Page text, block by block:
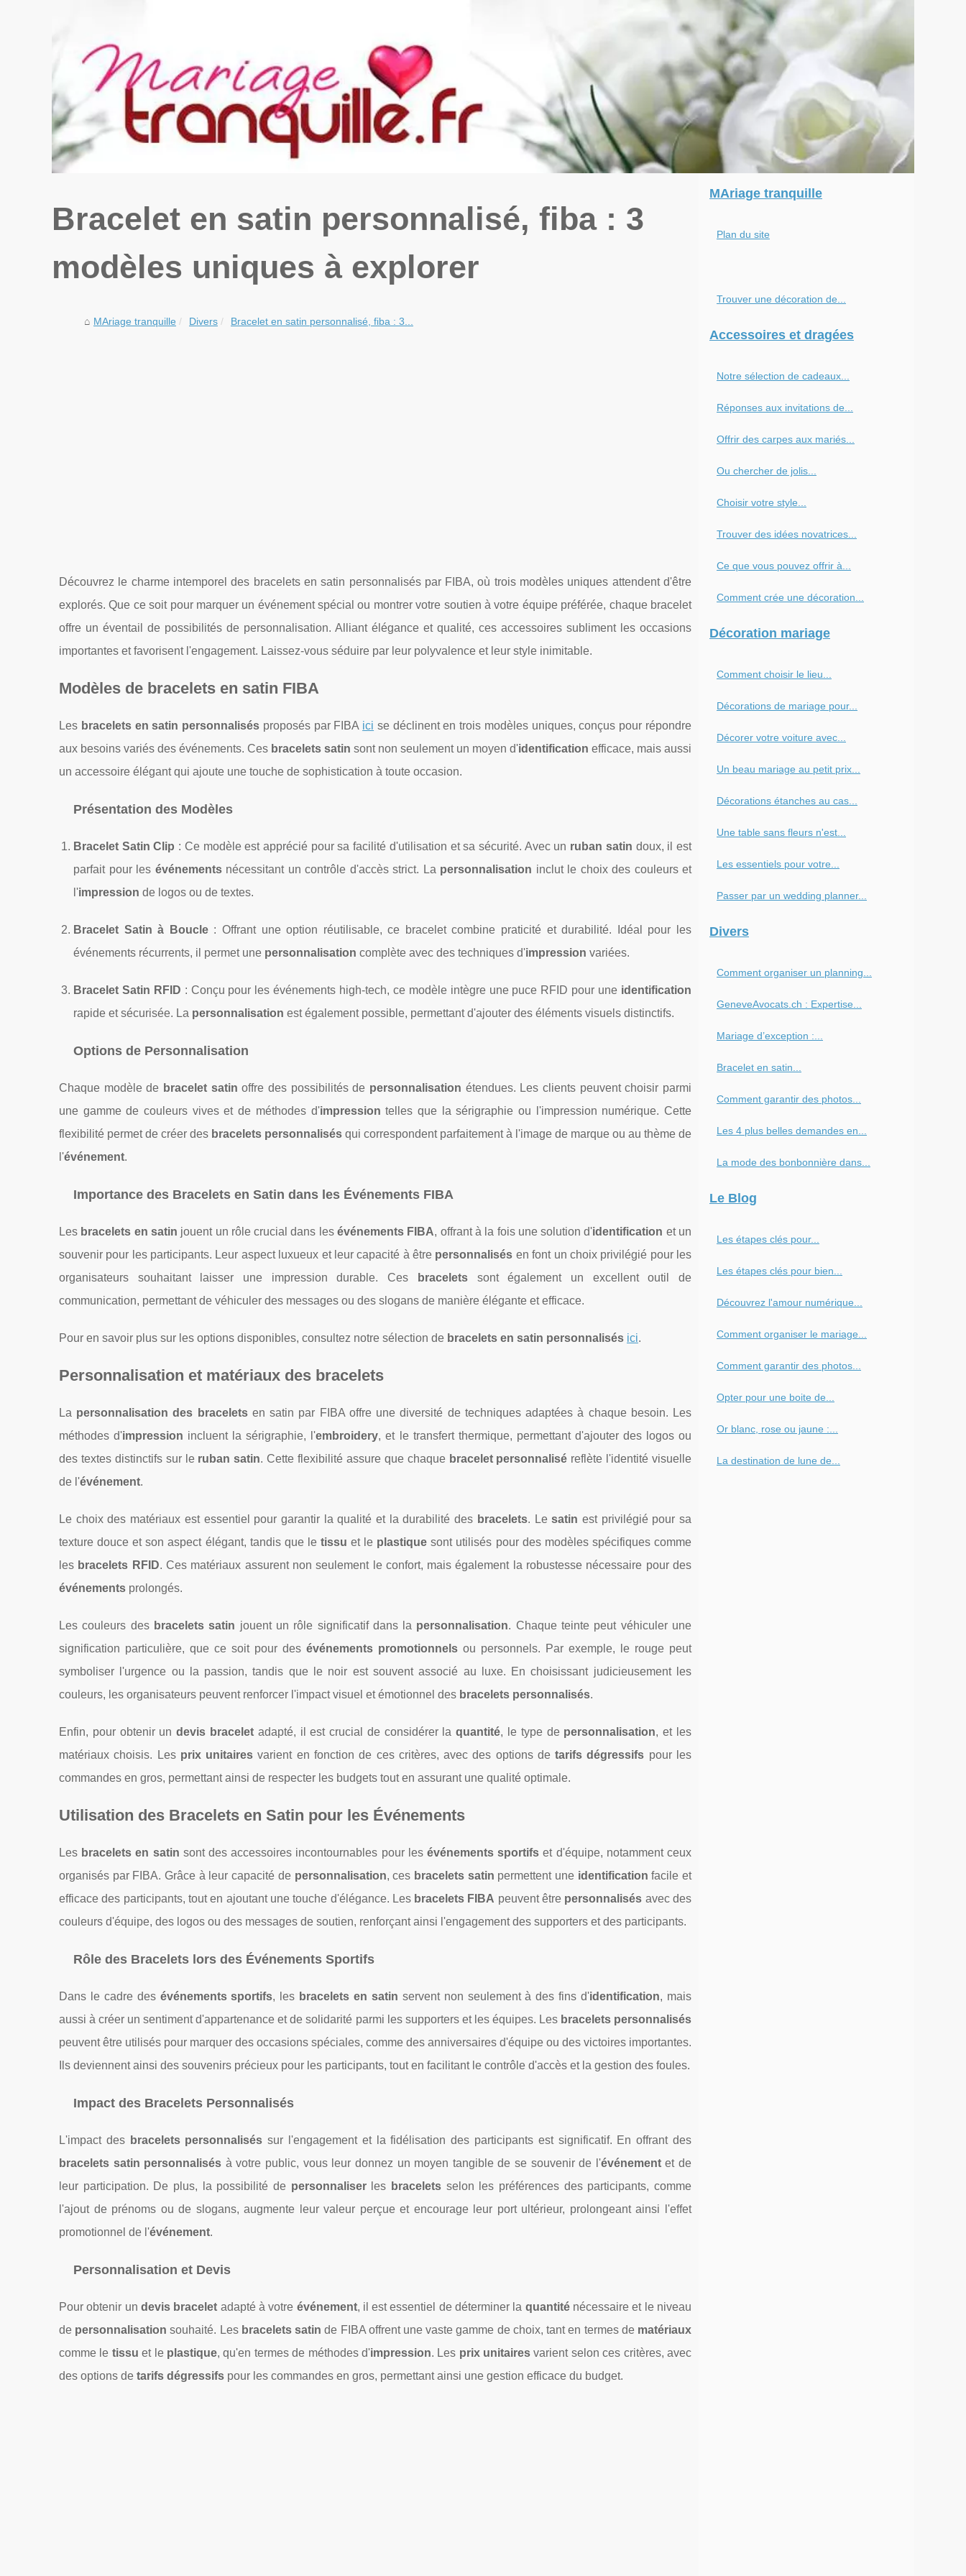
Bracelet en satin personnalisé, fiba : 3
modèles uniques à explorer
MAriage tranquille Divers Bracelet en satin personnalisé, fiba : 3...
Découvrez le charme intemporel des bracelets en satin personnalisés par FIBA, où trois modèles uniques attendent d'être
explorés. Que ce soit pour marquer un événement spécial ou montrer votre soutien à votre équipe préférée, chaque bracelet
offre un éventail de possibilités de personnalisation. Alliant élégance et qualité, ces accessoires subliment les occasions
importantes et favorisent l'engagement. Laissez-vous séduire par leur polyvalence et leur style inimitable.
Modèles de bracelets en satin FIBA
Les bracelets en satin personnalisés proposés par FIBA ici se déclinent en trois modèles uniques, conçus pour répondre
aux besoins variés des événements. Ces bracelets satin sont non seulement un moyen d'identification efficace, mais aussi
un accessoire élégant qui ajoute une touche de sophistication à toute occasion.
Présentation des Modèles
Bracelet Satin Clip : Ce modèle est apprécié pour sa facilité d'utilisation et sa sécurité. Avec un ruban satin doux, il est
parfait pour les événementsnécessitant un contrôle d'accès strict. La personnalisation inclut le choix des couleurs et
l'impression de logos ou de textes.
Bracelet Satin à Boucle: Offrant une option réutilisable, ce bracelet combine praticité et durabilité. Idéal pour les
événements récurrents, il permet une personnalisation complète avec des techniques d'impression variées.
Bracelet Satin RFID : Conçu pour les événements high-tech, ce modèle intègre une puce RFID pour une identification
rapide et sécurisée. La personnalisation est également possible, permettant d'ajouter des éléments visuels distinctifs.
Options de Personnalisation
Chaque modèle de bracelet satin offre des possibilités de personnalisation étendues. Les clients peuvent choisir parmi
une gamme de couleurs vives et de méthodes d'impression telles que la sérigraphie ou l'impression numérique. Cette
flexibilité permet de créer des bracelets personnalisés qui correspondent parfaitement à l'image de marque ou au thème de
l'événement.
Importance des Bracelets en Satin dans les Événements FIBA
Les bracelets en satin jouent un rôle crucial dans lesévénements FIBA, offrant à la fois une solution d'identification et un
souvenir pour les participants. Leur aspect luxueux et leur capacité à être personnalisés en font un choix privilégié pour les
organisateurs souhaitant laisser une impression durable. Ces
braceletssont également un excellent outil de
communication, permettant de véhiculer des messages ou des slogans de manière élégante et efficace.
Pour en savoir plus sur les options disponibles, consultez notre sélection de bracelets en satin personnalisés ici.
Personnalisation et matériaux des bracelets
La personnalisation des braceletsen satin par FIBA offre une diversité de techniques adaptées à chaque besoin. Les
méthodes d'impression incluent la sérigraphie, l'embroidery, et le transfert thermique, permettant d'ajouter des logos ou
des textes distinctifs sur le ruban satin. Cette flexibilité assure que chaque bracelet personnalisé reflète l'identité visuelle
de l'événement.
Le choix des matériaux est essentiel pour garantir la qualité et la durabilité des bracelets. Lesatin est privilégié pour sa
texture douce et son aspect élégant, tandis que le tissu et le plastique sont utilisés pour des modèles spécifiques comme
les bracelets RFID. Ces matériaux assurent non seulement le confort, mais également la robustesse nécessaire pour des
événements prolongés.
Les couleurs des bracelets satin jouent un rôle significatif dans la personnalisation. Chaque teinte peut véhiculer une
signification particulière, que ce soit pour des événements promotionnels ou personnels. Par exemple, le rouge peut
symboliser l'urgence ou la passion, tandis que le noir est souvent associé au luxe. En choisissant judicieusement les
couleurs, les organisateurs peuvent renforcer l'impact visuel et émotionnel des bracelets personnalisés.
Enfin, pour obtenir undevis braceletadapté, il est crucial de considérer laquantité, le type de personnalisation, et les
matériaux choisis. Les prix unitaires varient en fonction de ces critères, avec des options detarifs dégressifs pour les
commandes en gros, permettant ainsi de respecter les budgets tout en assurant une qualité optimale.
Utilisation des Bracelets en Satin pour les Événements
Les bracelets en satin sont des accessoires incontournables pour lesévénements sportifs et d'équipe, notamment ceux
organisés par FIBA. Grâce à leur capacité de personnalisation, ces bracelets satin permettent une identification facile et
efficace des participants, tout en ajoutant une touche d'élégance. Les bracelets FIBA peuvent être personnalisés avec des
couleurs d'équipe, des logos ou des messages de soutien, renforçant ainsi l'engagement des supporters et des participants.
Rôle des Bracelets lors des Événements Sportifs
Dans le cadre des événements sportifs, les bracelets en satin servent non seulement à des fins d'identification, mais
aussi à créer un sentiment d'appartenance et de solidarité parmi les supporters et les équipes. Les bracelets personnalisés
peuvent être utilisés pour marquer des occasions spéciales, comme des anniversaires d'équipe ou des victoires importantes.
Ils deviennent ainsi des souvenirs précieux pour les participants, tout en facilitant le contrôle d'accès et la gestion des foules.
Impact des Bracelets Personnalisés
L'impact des bracelets personnalisés sur l'engagement et la fidélisation des participants est significatif. En offrant des
bracelets satin personnalisés à votre public, vous leur donnez un moyen tangible de se souvenir de l'événementet de
leur participation. De plus, la possibilité de personnaliserles bracelets selon les préférences des participants, comme
l'ajout de prénoms ou de slogans, augmente leur valeur perçue et encourage leur port ultérieur, prolongeant ainsi l'effet
promotionnel de l'événement.
Personnalisation et Devis
Pour obtenir un devis bracelet adapté à votre événement, il est essentiel de déterminer la quantiténécessaire et le niveau
de personnalisation souhaité. Les bracelets satin de FIBA offrent une vaste gamme de choix, tant en termes de matériaux
comme le tissu et le plastique, qu'en termes de méthodes d'impression. Les prix unitaires varient selon ces critères, avec
des options de tarifs dégressifs pour les commandes en gros, permettant ainsi une gestion efficace du budget.
MAriage tranquille
Plan du site
Trouver une décoration de...
Accessoires et dragées
Notre sélection de cadeaux...
Réponses aux invitations de...
Offrir des carpes aux mariés...
Ou chercher de jolis...
Choisir votre style...
Trouver des idées novatrices...
Ce que vous pouvez offrir à...
Comment crée une décoration...
Décoration mariage
Comment choisir le lieu...
Décorations de mariage pour...
Décorer votre voiture avec...
Un beau mariage au petit prix...
Décorations étanches au cas...
Une table sans fleurs n'est...
Les essentiels pour votre...
Passer par un wedding planner...
Divers
Comment organiser un planning...
GeneveAvocats.ch : Expertise...
Mariage d’exception :...
Bracelet en satin...
Comment garantir des photos...
Les 4 plus belles demandes en...
La mode des bonbonnière dans...
Le Blog
Les étapes clés pour...
Les étapes clés pour bien...
Découvrez l'amour numérique...
Comment organiser le mariage...
Comment garantir des photos...
Opter pour une boite de...
Or blanc, rose ou jaune :...
La destination de lune de...